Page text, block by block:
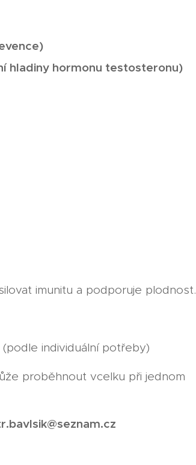
hladiny hormonu testosteronu)
imunitu a podporuje plodnost.
individuální potřeby)
proběhnout vcelku při jednom